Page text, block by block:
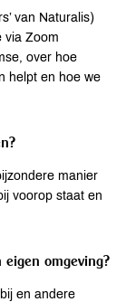
van Naturalis)
via Zoom
over hoe
helpt en hoe we
manier
voorop staat en
omgeving?
en andere